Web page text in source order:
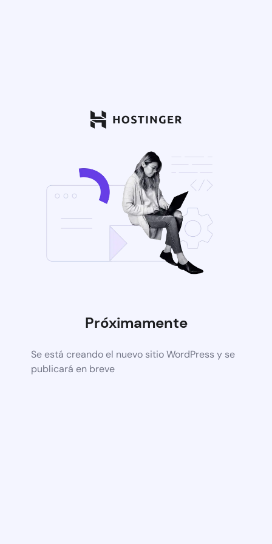
Próximamente
Se está creando el nuevo sitio WordPress y se
publicará en breve